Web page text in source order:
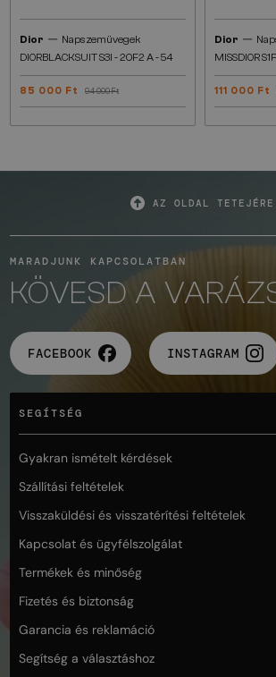
Dior — Napszemüvegek
DIORBLACKSUIT S3I - 20F2 A - 54
85 000 Ft 94 000 Ft
Dior —
MISSDIOR
111 000 Ft
AZ OLDAL TETEJÉRE
MARADJUNK KAPCSOLATBAN
KÖVESD A
FACEBOOK INSTAGRAM
SEGÍTSÉG
Gyakran ismételt kérdések
Szállítási feltételek
Visszaküldési és visszatérítési feltételek
Kapcsolat és ügyfélszolgálat
Termékek és minőség
Fizetés és biztonság
Garancia és reklamáció
Segítség a választáshoz